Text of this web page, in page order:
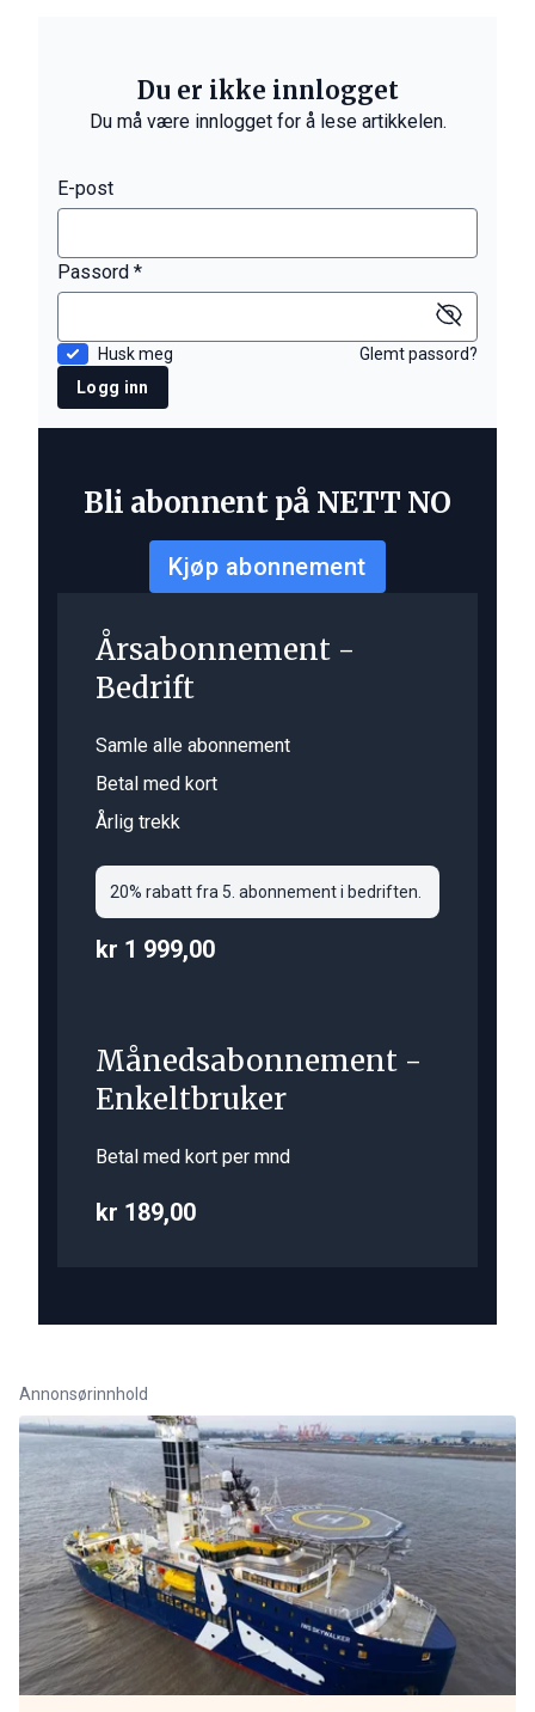
Du er ikke innlogget
Du må være innlogget for å lese artikkelen.
E-post
Passord *
Husk meg
Glemt passord?
Logg inn
Bli abonnent på NETT NO
Kjøp abonnement
Årsabonnement -
Bedrift
Samle alle abonnement
Betal med kort
Årlig trekk
20% rabatt fra 5. abonnement i bedriften.
kr 1 999,00
Månedsabonnement -
Enkeltbruker
Betal med kort per mnd
kr 189,00
Annonsørinnhold